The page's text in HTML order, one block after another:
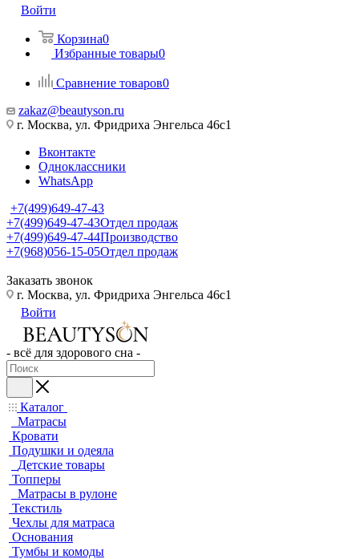
Войти
Корзина0
Избранные товары0
Сравнение товаров0
zakaz@beautyson.ru
г. Москва, ул. Фридриха Энгельса 46с1
Вконтакте
Одноклассники
WhatsApp
+7(499)649-47-43
+7(499)649-47-43Отдел продаж
+7(499)649-47-44Производство
+7(968)056-15-05Отдел продаж
Заказать звонок
г. Москва, ул. Фридриха Энгельса 46с1
Войти
- всё для здорового сна -
Каталог
Матрасы
Кровати
Подушки и одеяла
Детские товары
Топперы
Матрасы в рулоне
Текстиль
Чехлы для матраса
Основания
Тумбы и комоды